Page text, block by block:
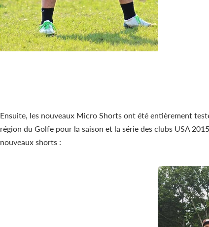
Ensuite, les nouveaux Micro Shorts ont été entièrement
région du Golfe pour la saison et la série des clubs USA
nouveaux shorts :